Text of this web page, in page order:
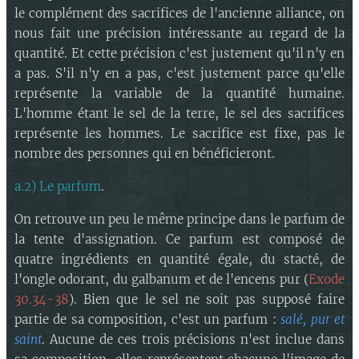
le complément des sacrifices de l'ancienne alliance, on
nous fait une précision intéressante au regard de la
quantité. Et cette précision c'est justement qu'il n'y en
a pas. S'il n'y en a pas, c'est justement parce qu'elle
représente la variable de la quantité humaine.
L'homme étant le sel de la terre, le sel des sacrifices
représente les hommes. Le sacrifice est fixe, pas le
nombre des personnes qui en bénéficieront.
a.2) Le parfum.
On retrouve un peu le même principe dans le parfum de
la tente d'assignation. Ce parfum est composé de
quatre ingrédients en quantité égale, du stacté, de
l'ongle odorant, du galbanum et de l'encens pur (Exode
30.34-38). Bien que le sel ne soit pas supposé faire
partie de sa composition, c'est un parfum :salé, pur et
saint. Aucune de ces trois précisions n'est inclue dans